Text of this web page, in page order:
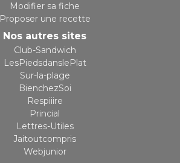
Modifier sa fiche
Proposer une recette
Nos autres sites
Club-Sandwich
LesPiedsdanslePlat
Sur-la-plage
BienchezSoi
Respiiire
Princial
Lettres-Utiles
Jaitoutcompris
Webjunior